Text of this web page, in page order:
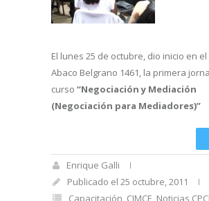
El lunes 25 de octubre, dio inicio en el
Abaco Belgrano 1461, la primera
curso “Negociación y Mediación
(Negociación para Mediadores)”
Enrique Galli
Publicado el 25 octubre, 2011
Capacitación CIMCE Noticias